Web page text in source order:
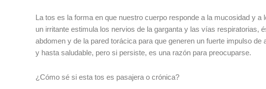
La tos es la forma en que nuestro cuerpo responde a la mucosidad y
un irritante estimula los nervios de la garganta y las vías
abdomen y de la pared torácica para que generen un fuerte impulso
y hasta saludable, pero si persiste, es una razón para preocuparse.
¿Cómo sé si esta tos es pasajera o crónica?